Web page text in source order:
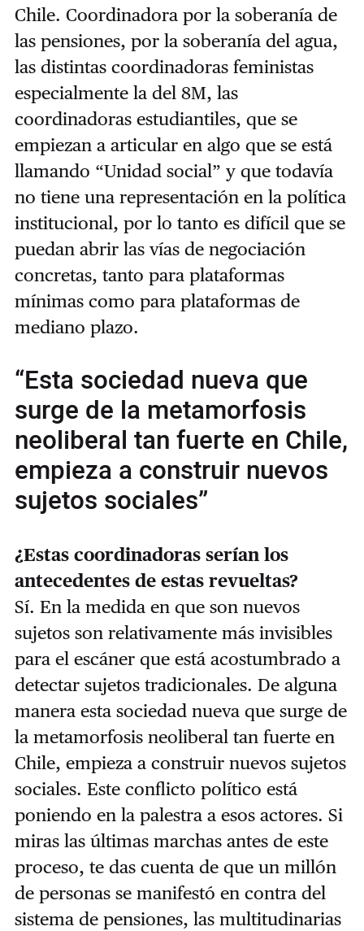
Chile. Coordinadora por la soberanía de
las pensiones, por la soberanía del agua,
las distintas coordinadoras feministas
especialmente la del 8M, las
coordinadoras estudiantiles, que se
empiezan a articular en algo que se está
llamando “Unidad social” y que todavía
no tiene una representación en la política
institucional, por lo tanto es difícil que se
puedan abrir las vías de negociación
concretas, tanto para plataformas
mínimas como para plataformas de
mediano plazo.
“Esta sociedad nueva que
surge de la metamorfosis
neoliberal tan fuerte en Chile,
empieza a construir nuevos
sujetos sociales”
¿Estas coordinadoras serían los
antecedentes de estas revueltas?
Sí. En la medida en que son nuevos
sujetos son relativamente más invisibles
para el escáner que está acostumbrado a
detectar sujetos tradicionales. De alguna
manera esta sociedad nueva que surge de
la metamorfosis neoliberal tan fuerte en
Chile, empieza a construir nuevos sujetos
sociales. Este conflicto político está
poniendo en la palestra a esos actores. Si
miras las últimas marchas antes de este
proceso, te das cuenta de que un millón
de personas se manifestó en contra del
sistema de pensiones, las multitudinarias